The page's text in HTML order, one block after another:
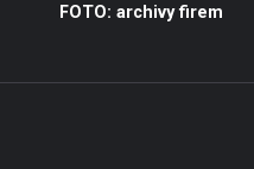
FOTO: archivy firem